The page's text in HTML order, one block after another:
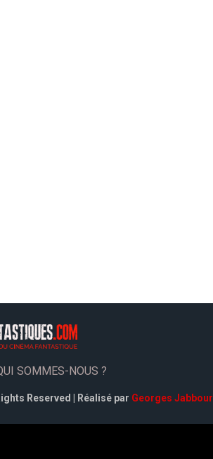
SOMMES-NOUS ?
Reserved | Réalisé par Georges Jabbour